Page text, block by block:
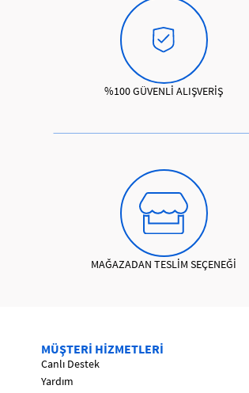
%100 GÜVENLİ ALIŞVERİŞ
MAĞAZADAN TESLİM SEÇENEĞİ
MÜŞTERİ HİZMETLERİ
Canlı Destek
Yardım